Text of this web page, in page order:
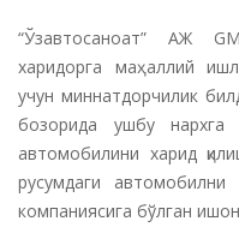
“Ўзавтосаноат” АЖ
харидорга маҳаллий
учун миннатдорчилик
бозорида ушбу нархга
автомобилини харид
русумдаги
компаниясига бўлган